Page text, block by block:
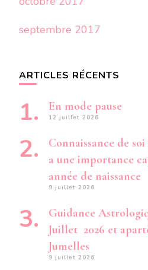
septembre 2017
ARTICLES RÉCENTS
En mode pause
12 juillet 2026
Connaissance de
a une importance
année de naissance
9 juillet 2026
Guidance
Juillet 2026 et
Jumelles
9 juillet 2026